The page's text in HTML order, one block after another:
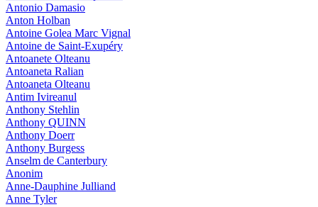
Antonio Damasio
Anton Holban
Antoine Golea Marc Vignal
Antoine de Saint-Exupéry
Antoanete Olteanu
Antoaneta Ralian
Antoaneta Olteanu
Antim Ivireanul
Anthony Stehlin
Anthony QUINN
Anthony Doerr
Anthony Burgess
Anselm de Canterbury
Anonim
Anne-Dauphine Julliand
Anne Tyler